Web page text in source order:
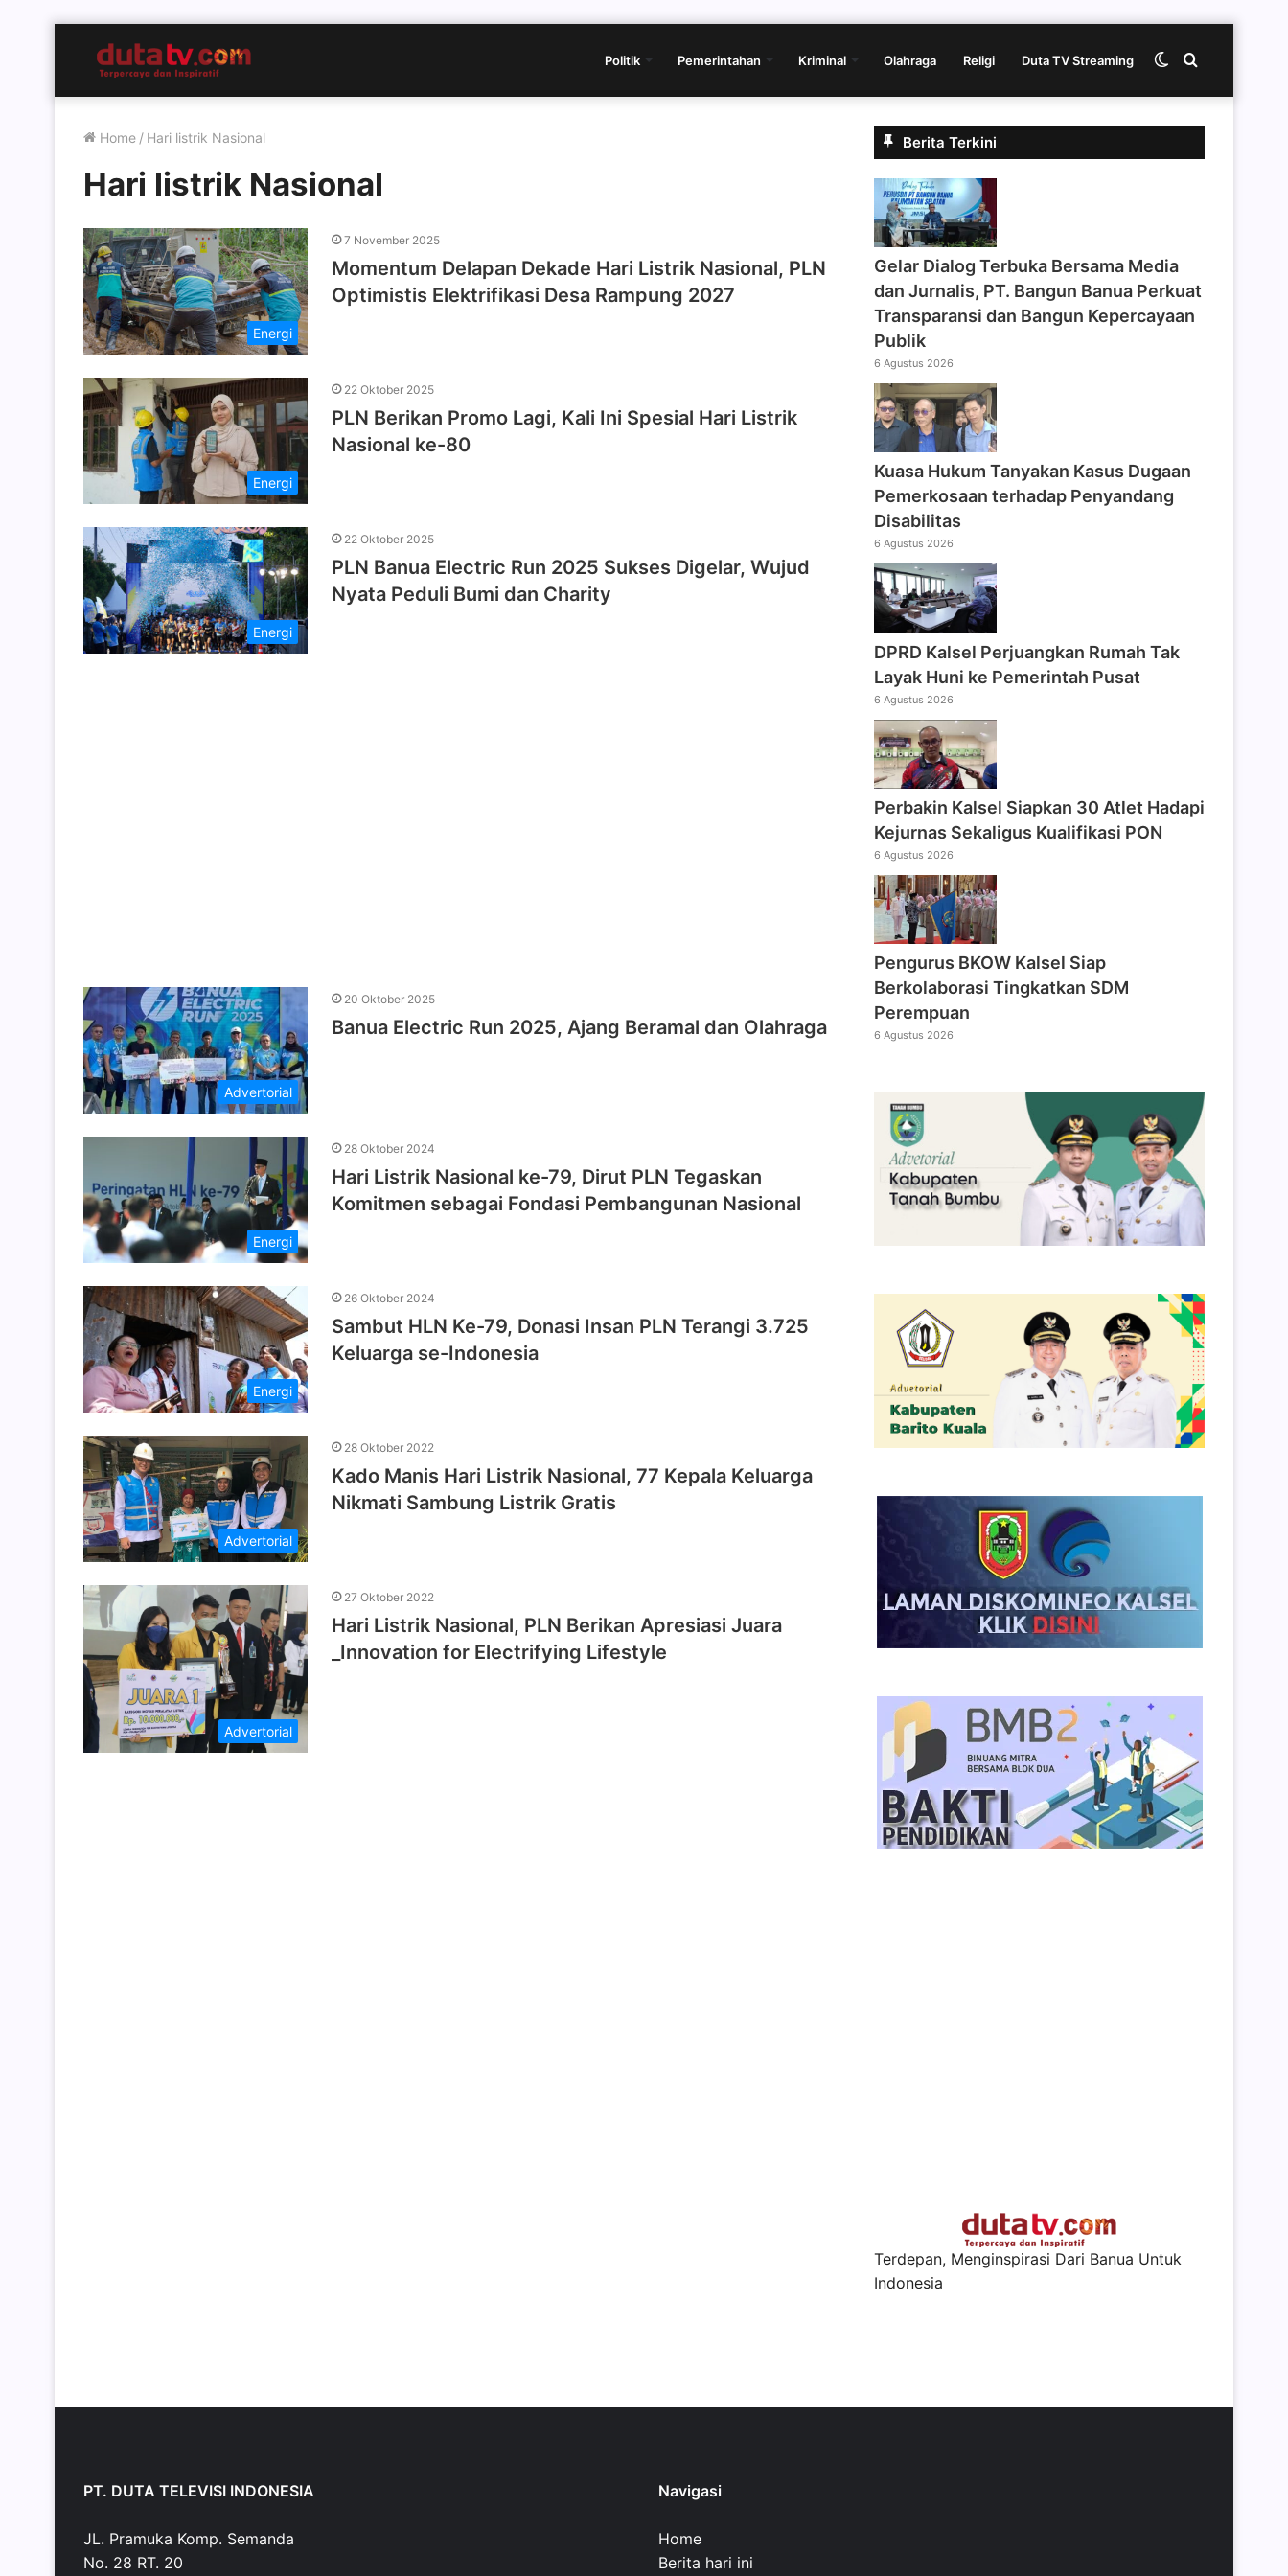
Politik Pemerintahan Kriminal Olahraga Religi Duta TV Streaming Cari
Switch
Home / Hari listrik Nasional
Hari listrik Nasional
Energi
7 November 2025
Momentum Delapan Dekade Hari Listrik Nasional, PLN
Optimistis Elektrifikasi Desa Rampung 2027
Energi
22 Oktober 2025
PLN Berikan Promo Lagi, Kali Ini Spesial Hari Listrik
Nasional ke-80
Energi
22 Oktober 2025
PLN Banua Electric Run 2025 Sukses Digelar, Wujud
Nyata Peduli Bumi dan Charity
Advertorial
20 Oktober 2025
Banua Electric Run 2025, Ajang Beramal dan Olahraga
Energi
28 Oktober 2024
Hari Listrik Nasional ke-79, Dirut PLN Tegaskan
Komitmen sebagai Fondasi Pembangunan Nasional
Energi
26 Oktober 2024
Sambut HLN Ke-79, Donasi Insan PLN Terangi 3.725
Keluarga se-Indonesia
Advertorial
28 Oktober 2022
Kado Manis Hari Listrik Nasional, 77 Kepala Keluarga
Nikmati Sambung Listrik Gratis
Advertorial
27 Oktober 2022
Hari Listrik Nasional, PLN Berikan Apresiasi Juara
_Innovation for Electrifying Lifestyle
Berita Terkini
Gelar Dialog Terbuka Bersama Media
dan Jurnalis, PT. Bangun Banua Perkuat
Transparansi dan Bangun Kepercayaan
Publik
6 Agustus 2026
Kuasa Hukum Tanyakan Kasus Dugaan
Pemerkosaan terhadap Penyandang
Disabilitas
6 Agustus 2026
DPRD Kalsel Perjuangkan Rumah Tak
Layak Huni ke Pemerintah Pusat
6 Agustus 2026
Perbakin Kalsel Siapkan 30 Atlet Hadapi
Kejurnas Sekaligus Kualifikasi PON
6 Agustus 2026
Pengurus BKOW Kalsel Siap
Berkolaborasi Tingkatkan SDM
Perempuan
6 Agustus 2026
Terdepan, Menginspirasi Dari Banua Untuk
Indonesia
PT. DUTA TELEVISI INDONESIA
JL. Pramuka Komp. Semanda
No. 28 RT. 20
Navigasi
Home
Berita hari ini